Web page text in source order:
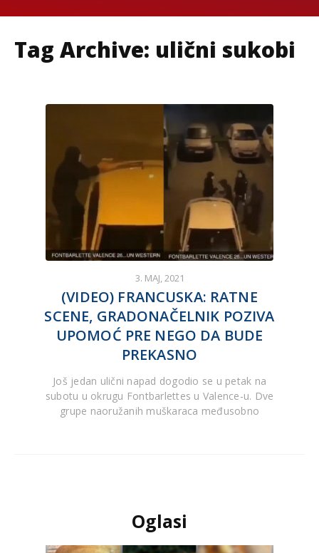
Tag Archive: ulični sukobi
3. MAJ, 2021
(VIDEO) FRANCUSKA: RATNE
SCENE, GRADONAČELNIK POZIVA
UPOMOĆ PRE NEGO DA BUDE
PREKASNO
Još jedan ulični napad dogodio se u petak na
subotu u okrugu Fontbarlettes u Valence-u. Dve
grupe naoružanih muškaraca međusobno
Oglasi